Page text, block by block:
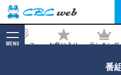
ニュース お気に入り ランキング
MENU
番